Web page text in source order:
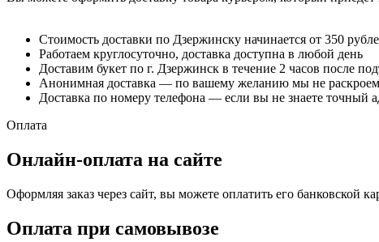
Стоимость доставки по Дзержинску начинается от 350
Работаем круглосуточно, доставка доступна в любой день
Доставим букет по г. Дзержинск в течение 2 часов после
Анонимная доставка — по вашему желанию мы не раскроем
Доставка по номеру телефона — если вы не знаете точный
Оплата
Онлайн-оплата на сайте
Оформляя заказ через сайт, вы можете оплатить его
Оплата при самовывозе